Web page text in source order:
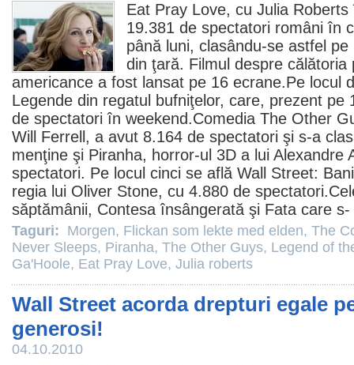
Eat Pray Love, cu Julia Roberts
19.381 de spectatori români în
până luni, clasându-se astfel
din ţară. Filmul despre călătoria
americance a fost lansat pe 16 ecrane.Pe locul
Legende din regatul bufniţelor, care, prezent pe
de spectatori în weekend.Comedia The Other
Will Ferrell, a avut 8.164 de spectatori şi s-a
menţine şi Piranha, horror-ul 3D a lui Alexandre
spectatori. Pe locul cinci se află Wall Street:
regia lui Oliver Stone, cu 4.880 de
săptămânii, Contesa însângerată şi Fata care s-
Taguri: Morgen, Flickan som lekte med elden, The
Never Sleeps, Piranha, The Other Guys, Legend of
Ga'Hoole, Eat Pray Love, Julia roberts
Wall Street acorda drepturi egale
generosi!
04.10.2010